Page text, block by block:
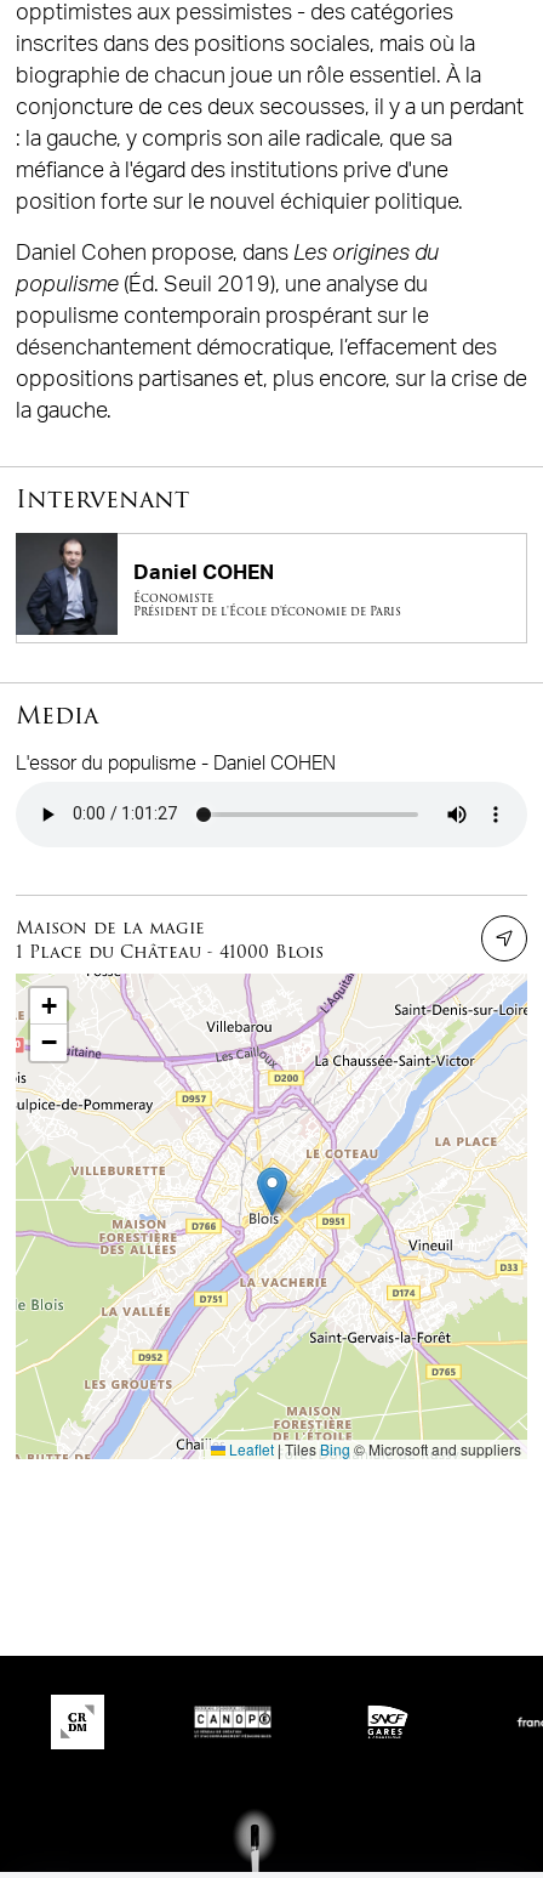
opptimistes aux pessimistes - des catégories
inscrites dans des positions sociales, mais où la
biographie de chacun joue un rôle essentiel. À la
conjoncture de ces deux secousses, il y a un perdant
: la gauche, y compris son aile radicale, que sa
méfiance à l'égard des institutions prive d'une
position forte sur le nouvel échiquier politique.
Daniel Cohen propose, dans Les origines du
populisme (Éd. Seuil 2019), une analyse du
populisme contemporain prospérant sur le
désenchantement démocratique, l’effacement des
oppositions partisanes et, plus encore, sur la crise de
la gauche.
Intervenant
Daniel COHEN
Économiste
Président de l'École d'économie de Paris
Media
L'essor du populisme - Daniel COHEN
Maison de la magie
1 Place du Château - 41000 Blois
+
−
Leaflet|TilesBing© Microsoft and suppliers